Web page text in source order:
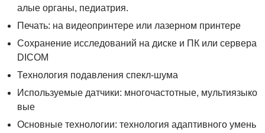
алые органы, педиатрия.
Печать: на видеопринтере или лазерном принтере
Сохранение исследований на диске и ПК или сервера
DICOM
Технология подавления спекл-шума
Используемые датчики: многочастотные, мультиязыко
вые
Основные технологии: технология адаптивного умень